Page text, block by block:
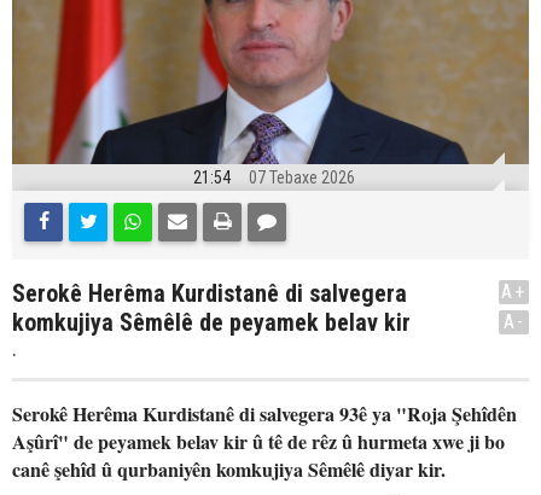
21:54 07 Tebaxe 2026
Serokê Herêma Kurdistanê di salvegera
komkujiya Sêmêlê de peyamek belav kir
.
A+
A-
Serokê Herêma Kurdistanê di salvegera 93ê ya "Roja Şehîdên
Aşûrî" de peyamek belav kir û tê de rêz û hurmeta xwe ji bo
canê şehîd û qurbaniyên komkujiya Sêmêlê diyar kir.